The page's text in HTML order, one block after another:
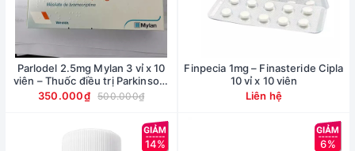
Parlodel 2.5mg Mylan 3 vỉ x 10
viên – Thuốc điều trị Parkinson,
rối loạn tăng tiết sữa
350.000₫ 500.000₫
Finpecia 1mg – Finasteride Cipla
10 vỉ x 10 viên
Liên hệ
14% 6%